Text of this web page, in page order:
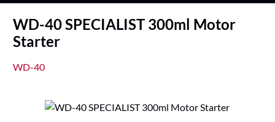
WD-40 SPECIALIST 300ml Motor
Starter
WD-40
Bildergalerie überspringen